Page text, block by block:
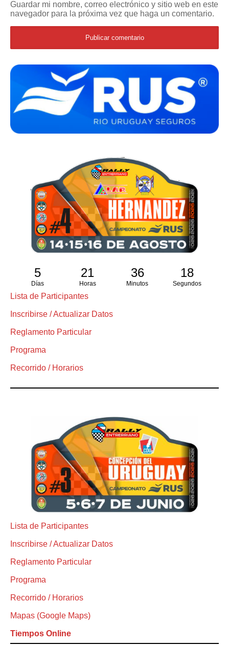
Guardar mi nombre, correo electrónico y sitio web en este
navegador para la próxima vez que haga un comentario.
5
Días
21
Horas
36
Minutos
18
Segundos
Lista de Participantes
Inscribirse / Actualizar Datos
Reglamento Particular
Programa
Recorrido / Horarios
Lista de Participantes
Inscribirse / Actualizar Datos
Reglamento Particular
Programa
Recorrido / Horarios
Mapas (Google Maps)
Tiempos Online